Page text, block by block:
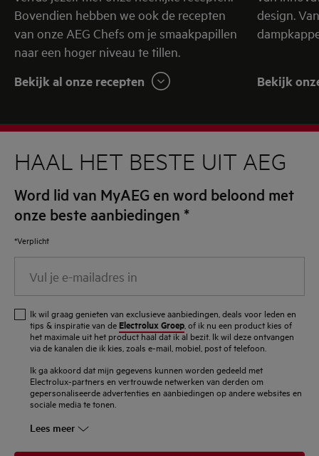
Bovendien hebben we ook de recepten
van onze AEG Chefs om je smaakpapillen
naar een hoger niveau te tillen.
Bekijk al onze recepten
design.
Bekijk
HAAL HET BESTE UIT AEG
Word lid van MyAEG en word beloond met
onze beste aanbiedingen *
*Verplicht
mailadres
Ik wil graag genieten van exclusieve aanbiedingen, deals voor leden en
tips & inspiratie van de Electrolux Groep , of ik nu een product kies of
het maximale uit het product haal dat ik al bezit. Ik wil deze ontvangen
via de kanalen die ik kies, zoals e-mail, mobiel, post of telefoon.
Ik ga akkoord dat mijn gegevens kunnen worden gedeeld met
Electrolux-partners en vertrouwde netwerken van derden om
gepersonaliseerde advertenties en aanbiedingen op andere websites en
sociale media te tonen.
Lees meer